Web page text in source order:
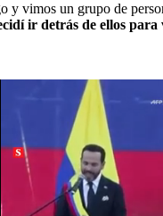
vimos un grupo de
ir detrás de ellos